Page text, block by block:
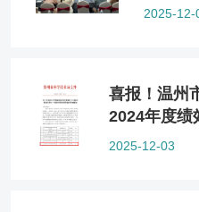
2025-12-
喜报！温州
2024年度绩
2025-12-03